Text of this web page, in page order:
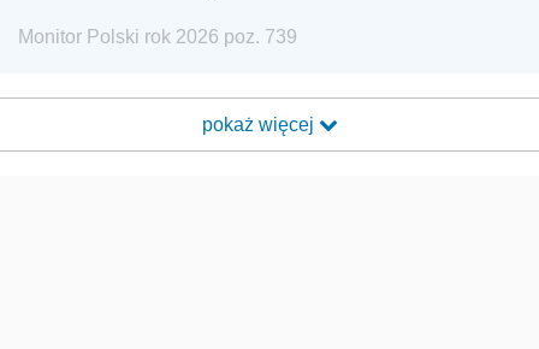
Monitor Polski rok 2026 poz. 739
pokaż więcej